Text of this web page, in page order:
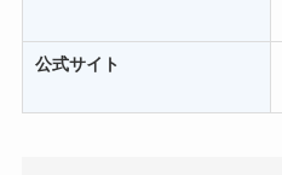
公式サイト